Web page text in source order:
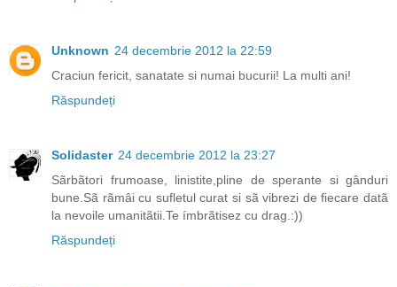
Unknown 24 decembrie 2012 la 22:59
Craciun fericit, sanatate si numai bucurii! La multi ani!
Răspundeți
Solidaster 24 decembrie 2012 la 23:27
Sãrbãtori frumoase, linistite,pline de sperante si gânduri
bune.Sã rãmâi cu sufletul curat si sã vibrezi de fiecare datã
la nevoile umanitãtii.Te ímbrãtisez cu drag.:))
Răspundeți